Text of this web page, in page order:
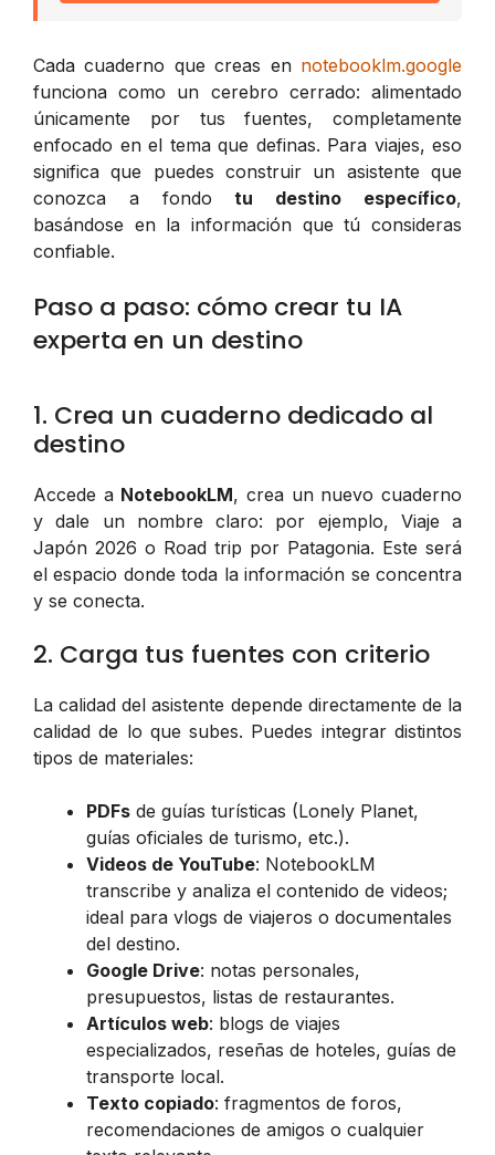
Cada cuaderno que creas en notebooklm.google
funciona como un cerebro cerrado: alimentado
únicamente por tus fuentes, completamente
enfocado en el tema que definas. Para viajes, eso
significa que puedes construir un asistente que
conozca a fondotu destino específico,
basándose en la información que tú consideras
confiable.
Paso a paso: cómo crear tu IA
experta en un destino
1. Crea un cuaderno dedicado al
destino
Accede a NotebookLM, crea un nuevo cuaderno
y dale un nombre claro: por ejemplo, Viaje a
Japón 2026 o Road trip por Patagonia. Este será
el espacio donde toda la información se concentra
y se conecta.
2. Carga tus fuentes con criterio
La calidad del asistente depende directamente de la
calidad de lo que subes. Puedes integrar distintos
tipos de materiales:
PDFs de guías turísticas (Lonely Planet,
guías oficiales de turismo, etc.).
Videos de YouTube: NotebookLM
transcribe y analiza el contenido de videos;
ideal para vlogs de viajeros o documentales
del destino.
Google Drive: notas personales,
presupuestos, listas de restaurantes.
Artículos web: blogs de viajes
especializados, reseñas de hoteles, guías de
transporte local.
Texto copiado: fragmentos de foros,
recomendaciones de amigos o cualquier